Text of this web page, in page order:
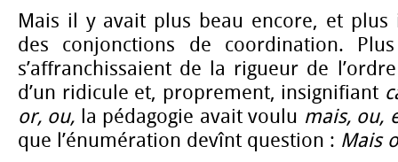
Mais il y avait plus beau encore, et
des conjonctions de coordination.
s’affranchissaient de la rigueur de
d’un ridicule et, proprement, insignifiant
or, ou, la pédagogie avait voulu mais, ou,
que l’énumération devînt question : Mais